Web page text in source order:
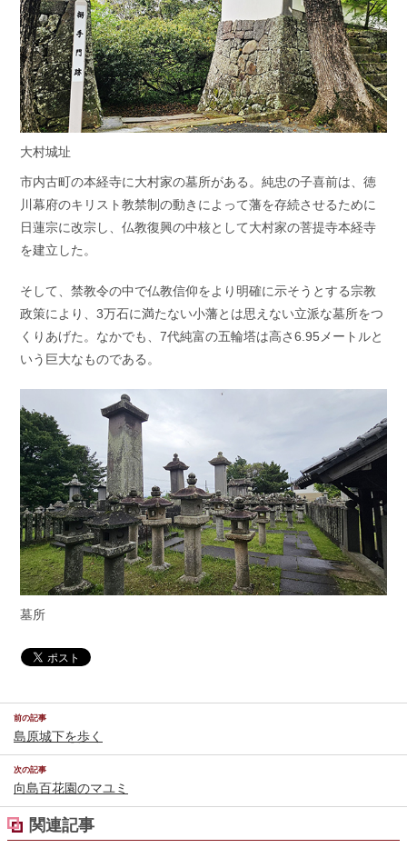
大村城址
市内古町の本経寺に大村家の墓所がある。純忠の子喜前は、徳
川幕府のキリスト教禁制の動きによって藩を存続させるために
日蓮宗に改宗し、仏教復興の中核として大村家の菩提寺本経寺
を建立した。
そして、禁教令の中で仏教信仰をより明確に示そうとする宗教
政策により、3万石に満たない小藩とは思えない立派な墓所をつ
くりあげた。なかでも、7代純富の五輪塔は高さ6.95メートルと
いう巨大なものである。
墓所
前の記事
島原城下を歩く
次の記事
向島百花園のマユミ
関連記事